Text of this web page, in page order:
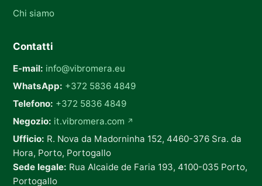
Chi siamo
Contatti
E-mail: info@vibromera.eu
WhatsApp: +372 5836 4849
Telefono: +372 5836 4849
Negozio: it.vibromera.com ↗
Ufficio: R. Nova da Madorninha 152, 4460-376 Sra. da
Hora, Porto, Portogallo
Sede legale: Rua Alcaide de Faria 193, 4100-035 Porto,
Portogallo